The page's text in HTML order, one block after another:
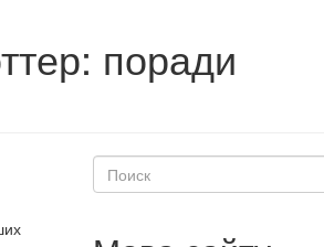
поради
Поиск